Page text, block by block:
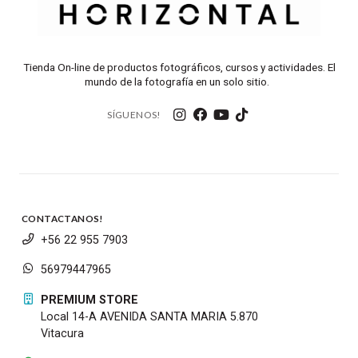
Caja de cambios
2 x Correa de accesorios
Tienda On-line de productos fotográficos, cursos y actividades. El
mundo de la fotografía en un solo sitio.
SÍGUENOS!
CONTACTANOS!
+56 22 955 7903
56979447965
PREMIUM STORE
Local 14-A AVENIDA SANTA MARIA 5.870
Vitacura